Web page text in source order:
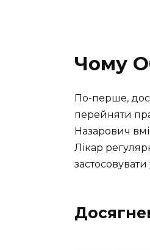
Чому
По-перше,
перейняти
Назарович
Лікар